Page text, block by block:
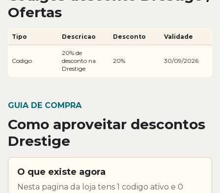
Ofertas
Tipo Descricao Desconto Validade
Codigo
20% de
desconto na
Drestige
20% 30/09/2026
GUIA DE COMPRA
Como aproveitar descontos
Drestige
O que existe agora
Nesta pagina da loja tens 1 codigo ativo e 0